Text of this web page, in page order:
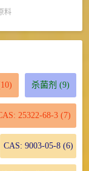
料
杀菌剂 (9)
25322-68-3 (7)
CAS: 9003-05-8(6)